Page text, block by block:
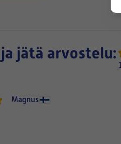
jätä arvostelu:
Magnus